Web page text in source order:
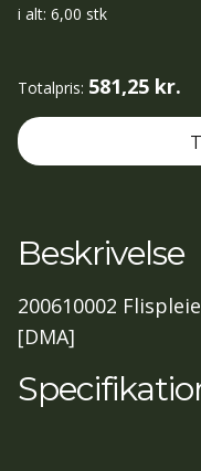
Spray
lt
i alt: 6,00 stk
Totalpris: 581,25 kr.
Beskrivelse
200610002
[DMA]